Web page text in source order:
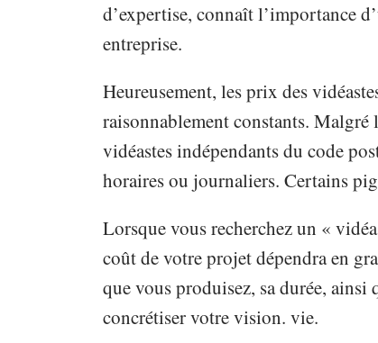
d’expertise, connaît l’importance
entreprise.
Heureusement, les prix des
raisonnablement constants.
vidéastes indépendants du code
horaires ou journaliers. Certains
Lorsque vous recherchez un «
coût de votre projet dépendra en
que vous produisez, sa durée, ainsi
concrétiser votre vision. vie.